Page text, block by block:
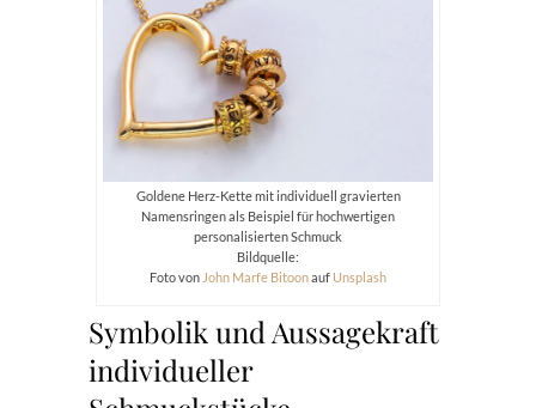
Goldene Herz-Kette mit individuell gravierten
Namensringen als Beispiel für hochwertigen
personalisierten Schmuck
Bildquelle:
Foto von John Marfe Bitoonauf Unsplash
Symbolik und Aussagekraft
individueller